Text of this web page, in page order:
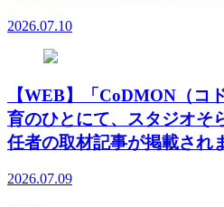
2026.07.10
【WEB】「CoDMON（コ
育のひとにて、スタジオそ
任者の取材記事が掲載され
2026.07.09